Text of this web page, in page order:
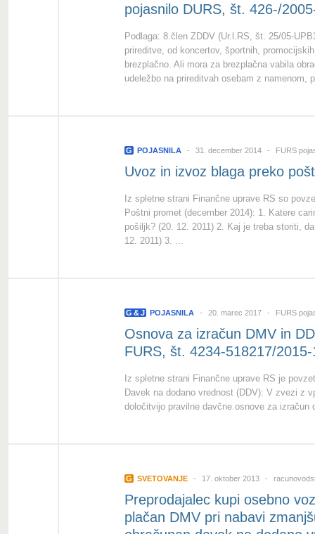
pojasnilo DURS, št. 426-/
Podlaga: 8.člen ZDDV (Ur.l.RS, št. 25/05-
prireditve, od koncertov, športnih,
brezplačno. Ali mora za brezplačna vabila
udeležbo na prireditvah osebam z namenom,
G POJASNILA 31. december 2014 FURS
Uvoz in izvoz blaga preko
Iz spletne strani Finančne uprave RS so
Poštni promet (december 2014): 1. Katere
pošiljk? (20. 12. 2011) 2. Kaj je treba storiti,
12. 2011) 3. ...
G &J POJASNILA 20. marec 2017 FURS
Osnova za izračun DMV in
FURS, št. 4234-518217/
Iz spletne strani Finančne uprave RS je
Davek na dodano vrednost (DDV): V zvezi z
določitvijo pravilne davčne osnove za izračun
G SVETOVANJE 17. oktober 2013
Preprodajalec kupi osebno
plačan DMV pri nabavi